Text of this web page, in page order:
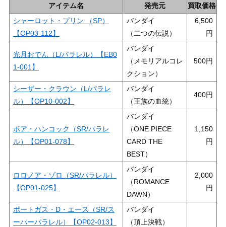
アイテム名 発売元
買取価格
シャーロット・プリン （SP）
【OP03-112】
バンダイ
（二つの伝説）
6,500
光月おでん（L/パラレル）【EB0
1-001】
バンダイ
（メモリアルコレ
クション）
500
シーザー・クラウン（L/パラレ
ル）【OP10-002】
バンダイ
（王族の血統）
400
ボア・ハンコック（SR/パラレ
ル）【OP01-078】
バンダイ
（ONE PIECE
CARD THE
BEST）
1,150
ロロノア・ゾロ（SR/パラレル）
【OP01-025】
バンダイ
（ROMANCE
DAWN）
2,000
ポートガス・D・エース（SR/ス
ーパーパラレル）【OP02-013】
バンダイ
（頂上決戦）